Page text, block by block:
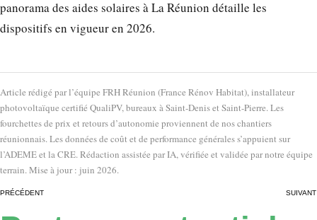
panorama des aides solaires à La Réunion détaille les
dispositifs en vigueur en 2026.
Article rédigé par l’équipe FRH Réunion (France Rénov Habitat), installateur
photovoltaïque certifié QualiPV, bureaux à Saint-Denis et Saint-Pierre. Les
fourchettes de prix et retours d’autonomie proviennent de nos chantiers
réunionnais. Les données de coût et de performance générales s’appuient sur
l’ADEME et la CRE. Rédaction assistée par IA, vérifiée et validée par notre équipe
terrain. Mise à jour : juin 2026.
PRÉCÉDENT SUIVANT